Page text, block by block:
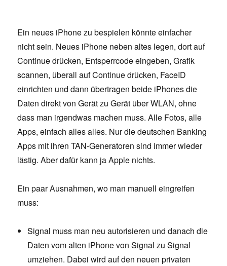
Ein neues iPhone zu bespielen könnte einfacher
nicht sein. Neues iPhone neben altes legen, dort auf
Continue drücken, Entsperrcode eingeben, Grafik
scannen, überall auf Continue drücken, FaceID
einrichten und dann übertragen beide iPhones die
Daten direkt von Gerät zu Gerät über WLAN, ohne
dass man irgendwas machen muss. Alle Fotos, alle
Apps, einfach alles alles. Nur die deutschen Banking
Apps mit ihren TAN-Generatoren sind immer wieder
lästig. Aber dafür kann ja Apple nichts.
Ein paar Ausnahmen, wo man manuell eingreifen
muss:
Signal muss man neu autorisieren und danach die
Daten vom alten iPhone von Signal zu Signal
umziehen. Dabei wird auf den neuen privaten